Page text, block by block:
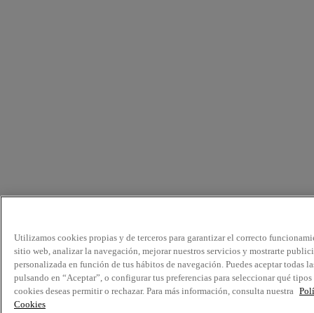
Utilizamos cookies propias y de terceros para garantizar el correcto
sitio web, analizar la navegación, mejorar nuestros servicios y mostrarte
personalizada en función de tus hábitos de navegación. Puedes aceptar todas
pulsando en “Aceptar”, o configurar tus preferencias para seleccionar qué tipos
cookies deseas permitir o rechazar. Para más información, consulta nuestra
Cookies